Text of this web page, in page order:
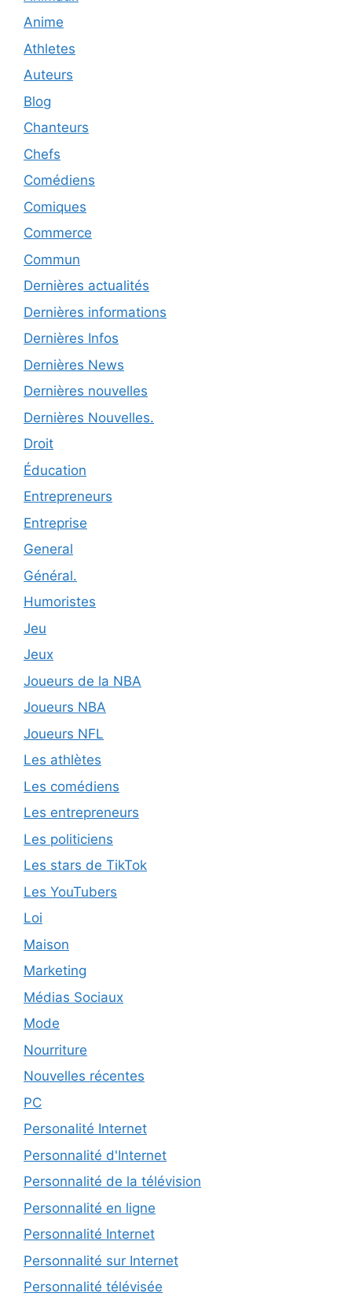
Anime
Athletes
Auteurs
Blog
Chanteurs
Chefs
Comédiens
Comiques
Commerce
Commun
Dernières actualités
Dernières informations
Dernières Infos
Dernières News
Dernières nouvelles
Dernières Nouvelles.
Droit
Éducation
Entrepreneurs
Entreprise
General
Général.
Humoristes
Jeu
Jeux
Joueurs de la NBA
Joueurs NBA
Joueurs NFL
Les athlètes
Les comédiens
Les entrepreneurs
Les politiciens
Les stars de TikTok
Les YouTubers
Loi
Maison
Marketing
Médias Sociaux
Mode
Nourriture
Nouvelles récentes
PC
Personalité Internet
Personnalité d'Internet
Personnalité de la télévision
Personnalité en ligne
Personnalité Internet
Personnalité sur Internet
Personnalité télévisée